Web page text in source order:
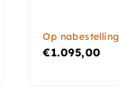
Op nabestelling
€1.095,00